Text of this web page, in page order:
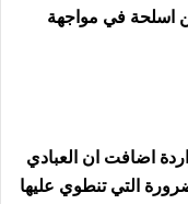
اسلحة في مواجهة
اضافت ان العبادي
التي تنطوي عليها